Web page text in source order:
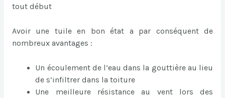
tout début
Avoir une tuile en bon état a par conséquent de
nombreux avantages :
Un écoulement de l’eau dans la gouttière au lieu
de s’infiltrer dans la toiture
Une meilleure résistance au vent lors des